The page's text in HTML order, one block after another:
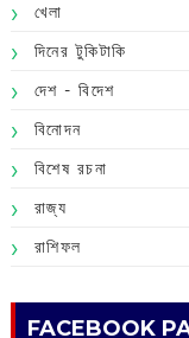
খেলা
দিনের টুকিটাকি
দেশ - বিদেশ
বিনোদন
বিশেষ রচনা
রাজ্য
রাশিফল
FACEBOOK